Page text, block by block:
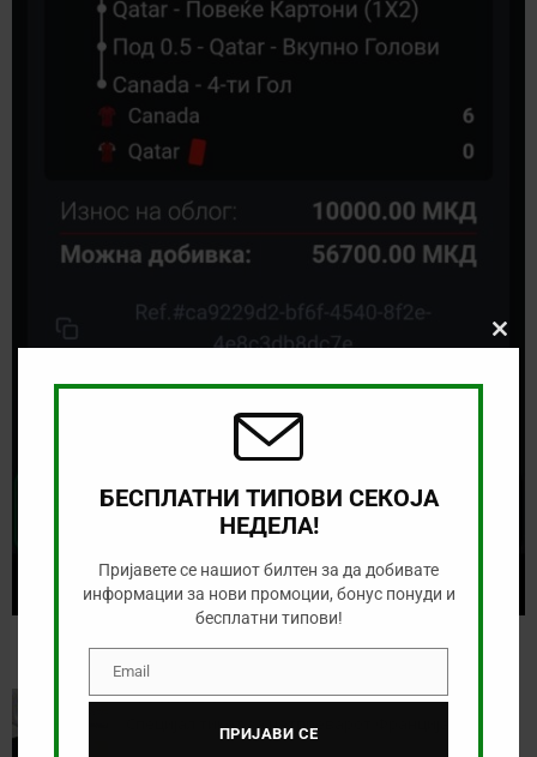
PREVIOUS
Специјал тикет за натпреварот Франција – Ирак
Close
БЕСПЛАТНИ ТИПОВИ СЕКОЈА
НЕДЕЛА!
Пријавете се нашиот билтен за да добивате
информации за нови промоции, бонус понуди и
бесплатни типови!
EmailEmail
ПРИЈАВИ СЕ